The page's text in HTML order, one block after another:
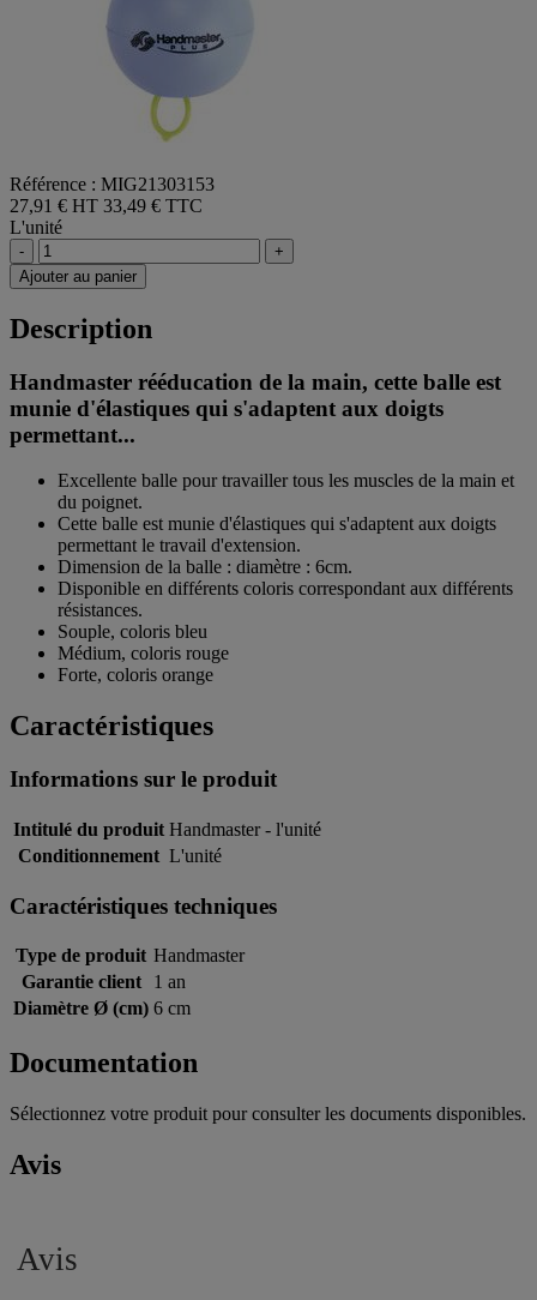
Référence : MIG21303153
27,91 € HT 33,49 € TTC
L'unité
-
+
Ajouter au panier
Description
Handmaster rééducation de la main, cette balle est
munie d'élastiques qui s'adaptent aux doigts
permettant...
Excellente balle pour travailler tous les muscles de la main et
du poignet.
Cette balle est munie d'élastiques qui s'adaptent aux doigts
permettant le travail d'extension.
Dimension de la balle : diamètre : 6cm.
Disponible en différents coloris correspondant aux différents
résistances.
Souple, coloris bleu
Médium, coloris rouge
Forte, coloris orange
Caractéristiques
Informations sur le produit
Intitulé du produit Handmaster - l'unité
Conditionnement L'unité
Caractéristiques techniques
Type de produit Handmaster
Garantie client
1 an
Diamètre Ø (cm) 6 cm
Documentation
Sélectionnez votre produit pour consulter les documents disponibles.
Avis